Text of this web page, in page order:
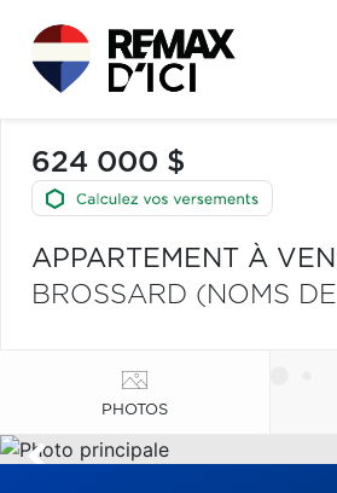
624 000 $
APPARTEMENT À
BROSSARD (NOMS
PHOTOS